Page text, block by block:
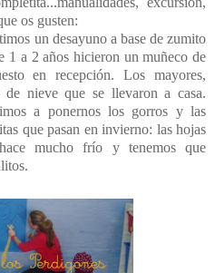
os gusten:
un desayuno a base de zumito
1 a 2 años hicieron un muñeco de
en recepción. Los mayores,
nieve que se llevaron a casa.
a ponernos los gorros y las
que pasan en invierno: las hojas
mucho frío y tenemos que